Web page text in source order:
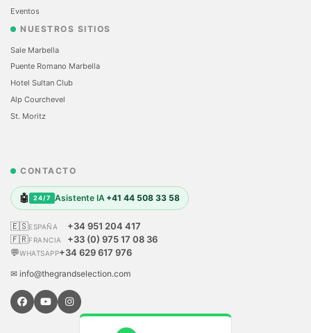
Eventos
NUESTROS SITIOS
Sale Marbella
Puente Romano Marbella
Hotel Sultan Club
Alp Courchevel
St. Moritz
CONTACTO
🤖 24/7 Asistente IA +41 44 508 33 58
🇪🇸ESPAÑA
+34 951 204 417
🇫🇷FRANCIA
+33 (0) 975 17 08 36
💬WHATSAPP+34 629 617 976
✉ info@thegrandselection.com